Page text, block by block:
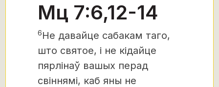
Мц 7:6,12-14
6Не давайце сабакам таго,
што святое, і не кідайце
пярлінаў вашых перад
свіннямі, каб яны не